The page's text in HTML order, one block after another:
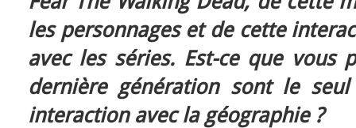
les personnages et de cette
avec les séries. Est-ce que vous
dernière génération sont le
interaction avec la géographie ?